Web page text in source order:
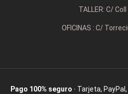
TALLER: C/
OFICINAS : C/
Pago 100% seguro · Tarjeta,